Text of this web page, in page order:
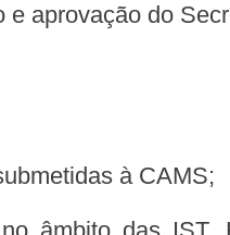
aprovação do
à CAMS;